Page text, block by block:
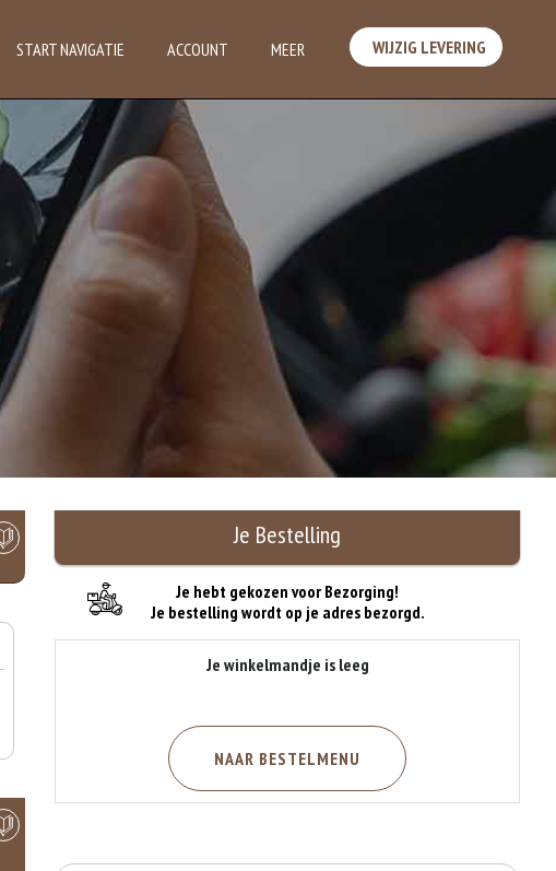
START NAVIGATIE ACCOUNT MEER WIJZIG LEVERING
Je hebt gekozen voor Bezorging!
Je bestelling wordt op je adres bezorgd.
Je winkelmandje is leeg
NAAR BESTELMENU
Je Bestelling